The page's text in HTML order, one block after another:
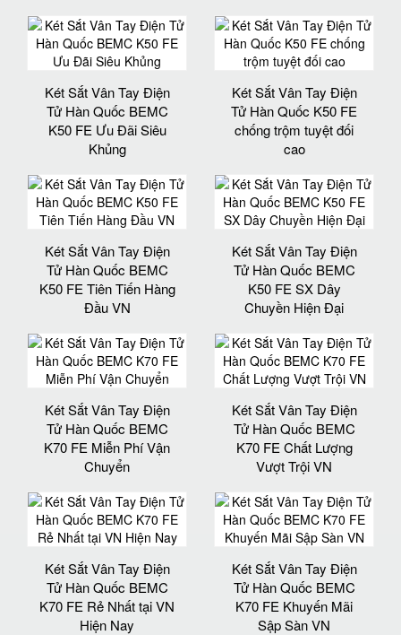
Két Sắt Vân Tay Điện
Tử Hàn Quốc BEMC
K50 FE Ưu Đãi Siêu
Khủng
Két Sắt Vân Tay Điện
Tử Hàn Quốc K50 FE
chống trộm tuyệt đối
cao
Két Sắt Vân Tay Điện
Tử Hàn Quốc BEMC
K50 FE Tiên Tiến Hàng
Đầu VN
Két Sắt Vân Tay Điện
Tử Hàn Quốc BEMC
K50 FE SX Dây
Chuyền Hiện Đại
Két Sắt Vân Tay Điện
Tử Hàn Quốc BEMC
K70 FE Miễn Phí Vận
Chuyển
Két Sắt Vân Tay Điện
Tử Hàn Quốc BEMC
K70 FE Chất Lượng
Vượt Trội VN
Két Sắt Vân Tay Điện
Tử Hàn Quốc BEMC
K70 FE Rẻ Nhất tại VN
Hiện Nay
Két Sắt Vân Tay Điện
Tử Hàn Quốc BEMC
K70 FE Khuyến Mãi
Sập Sàn VN